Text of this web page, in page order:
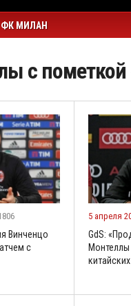
ФК МИЛАН
с
Винченцо
с
5 апреля
GdS: